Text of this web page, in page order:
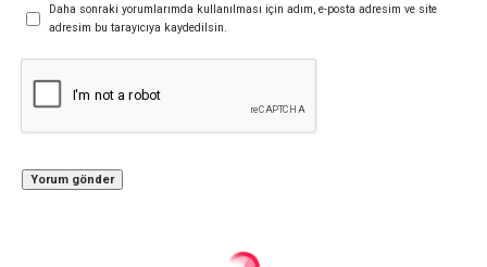
Daha sonraki yorumlarımda kullanılması için adım, e-posta adresim ve site
adresim bu tarayıcıya kaydedilsin.